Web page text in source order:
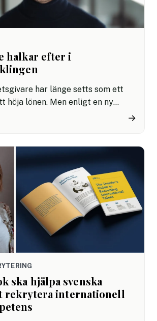
halkar efter i
har länge setts som ett
höja lönen. Men enligt en ny
→
ska hjälpa svenska
rekrytera internationell